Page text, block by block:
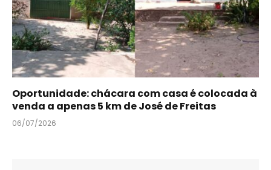
Oportunidade: chácara com casa é colocada à
venda a apenas 5 km de José de Freitas
06/07/2026